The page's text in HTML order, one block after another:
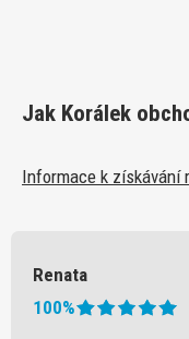
Jak Korálek
Informace k získávání
Renata
100%